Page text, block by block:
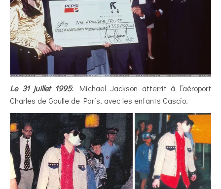
Le 31 juillet 1995: Michael Jackson atterrit à l’aéroport
Charles de Gaulle de Paris, avec les enfants Cascio.